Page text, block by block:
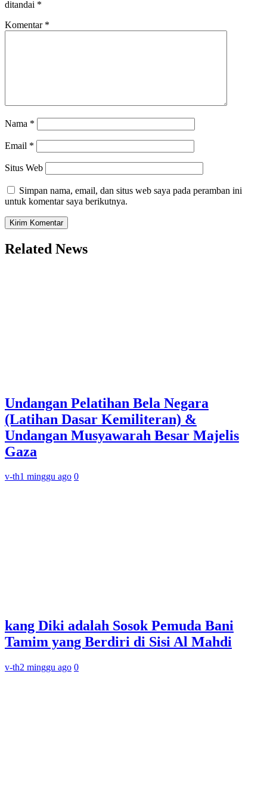
ditandai *
Komentar *
Nama *
Email *
Situs Web
Simpan nama, email, dan situs web saya pada peramban ini
untuk komentar saya berikutnya.
Related News
Undangan Pelatihan Bela Negara
(Latihan Dasar Kemiliteran) &
Undangan Musyawarah Besar Majelis
Gaza
v-th1 minggu ago 0
kang Diki adalah Sosok Pemuda Bani
Tamim yang Berdiri di Sisi Al Mahdi
v-th2 minggu ago 0